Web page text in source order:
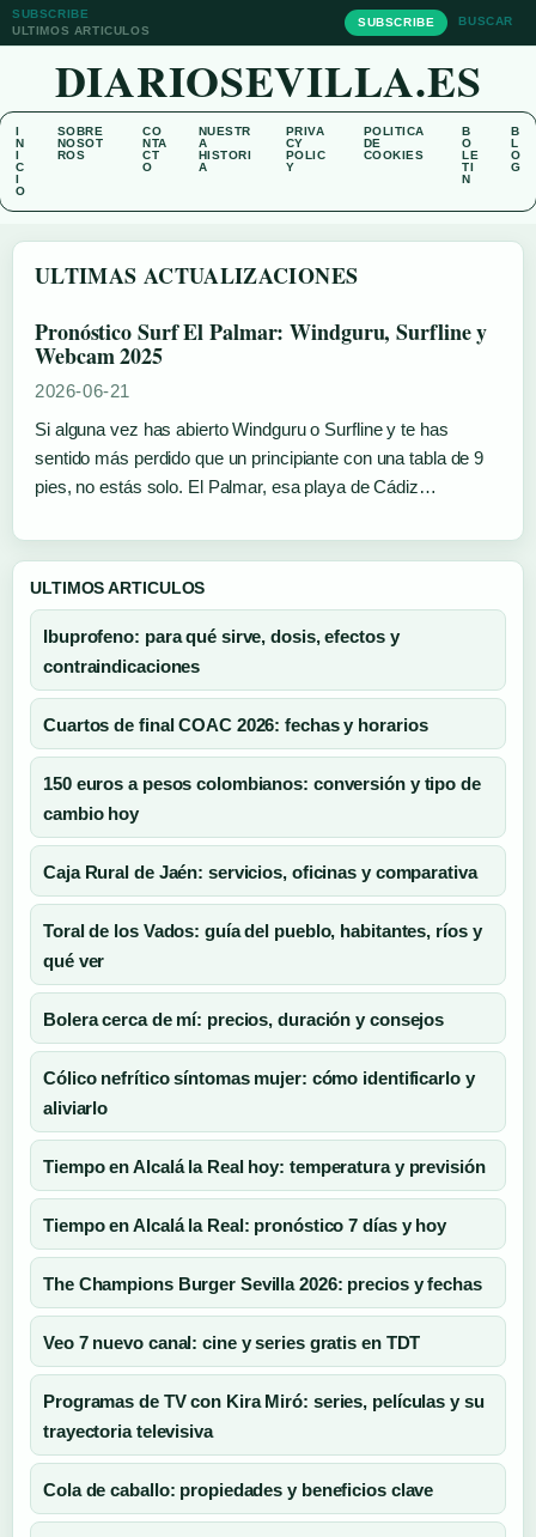
SUBSCRIBE
ULTIMOS ARTICULOS
SUBSCRIBE BUSCAR
DIARIOSEVILLA.ES
I
N
I
C
I
O
SOBRE
NOSOT
ROS
CO
NTA
CT
O
NUESTR
A
HISTORI
A
PRIVA
CY
POLIC
Y
POLITICA
DE
COOKIES
B
O
LE
TI
N
B
L
O
G
ULTIMAS ACTUALIZACIONES
Pronóstico Surf El Palmar: Windguru, Surfline y
Webcam 2025
2026-06-21
Si alguna vez has abierto Windguru o Surfline y te has
sentido más perdido que un principiante con una tabla de 9
pies, no estás solo. El Palmar, esa playa de Cádiz…
ULTIMOS ARTICULOS
Ibuprofeno: para qué sirve, dosis, efectos y
contraindicaciones
Cuartos de final COAC 2026: fechas y horarios
150 euros a pesos colombianos: conversión y tipo de
cambio hoy
Caja Rural de Jaén: servicios, oficinas y comparativa
Toral de los Vados: guía del pueblo, habitantes, ríos y
qué ver
Bolera cerca de mí: precios, duración y consejos
Cólico nefrítico síntomas mujer: cómo identificarlo y
aliviarlo
Tiempo en Alcalá la Real hoy: temperatura y previsión
Tiempo en Alcalá la Real: pronóstico 7 días y hoy
The Champions Burger Sevilla 2026: precios y fechas
Veo 7 nuevo canal: cine y series gratis en TDT
Programas de TV con Kira Miró: series, películas y su
trayectoria televisiva
Cola de caballo: propiedades y beneficios clave